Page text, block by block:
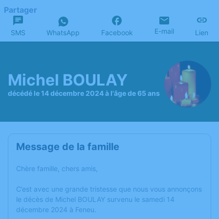
Partager
SMS WhatsApp Facebook E-mail Lien
Michel BOULAY
décédé le 14 décembre 2024 à l'âge de 65 ans
Message de la famille
Chère famille, chers amis,
C’est avec une grande tristesse que nous vous annonçons
le décès de Michel BOULAY survenu le samedi 14
décembre 2024 à Feneu.